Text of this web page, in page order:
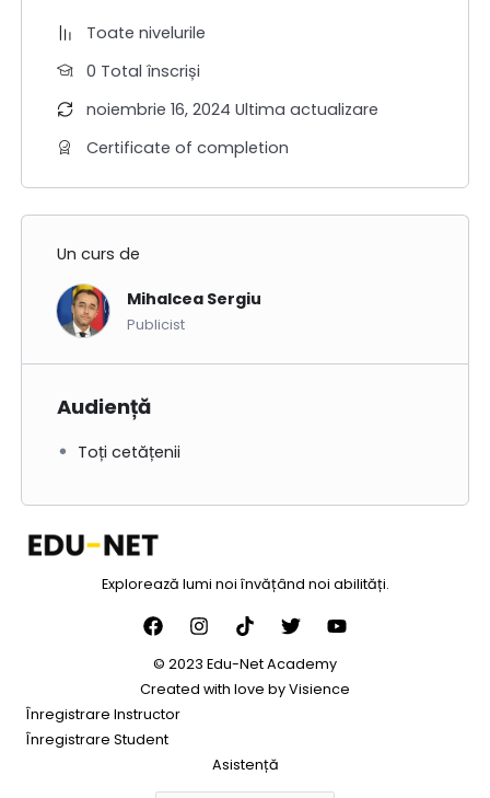
Toate nivelurile
0 Total înscriși
noiembrie 16, 2024 Ultima actualizare
Certificate of completion
Un curs de
Mihalcea Sergiu
Publicist
Audiență
Toți cetățenii
Explorează lumi noi învățând noi abilități.
© 2023 Edu-Net Academy
Created with love byVisience
Înregistrare Instructor
Înregistrare Student
Asistență